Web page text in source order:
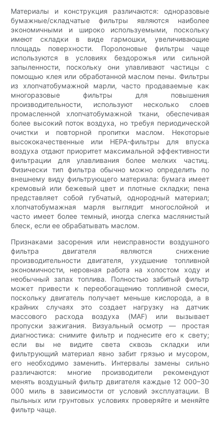
Материалы и конструкция различаются: одноразовые
бумажные/складчатые фильтры являются наиболее
экономичными и широко используемыми, поскольку
имеют складки в виде гармошки, увеличивающие
площадь поверхности. Поролоновые фильтры чаще
используются в условиях бездорожья или сильной
запыленности, поскольку они улавливают частицы с
помощью клея или обработанной маслом пены. Фильтры
из хлопчатобумажной марли, часто продаваемые как
многоразовые фильтры для повышения
производительности, используют несколько слоев
промасленной хлопчатобумажной ткани, обеспечивая
более высокий поток воздуха, но требуя периодической
очистки и повторной пропитки маслом. Некоторые
высококачественные или HEPA-фильтры для впуска
воздуха отдают приоритет максимальной эффективности
фильтрации для улавливания более мелких частиц.
Физически тип фильтра обычно можно определить по
внешнему виду фильтрующего материала: бумага имеет
кремовый или бежевый цвет и плотные складки; пена
представляет собой губчатый, однородный материал;
хлопчатобумажная марля выглядит многослойной и
часто имеет более темный, иногда слегка маслянистый
блеск, если ее обрабатывать маслом.
Признаками засорения или неисправности воздушного
фильтра двигателя являются снижение
производительности двигателя, ухудшение топливной
экономичности, неровная работа на холостом ходу и
необычный запах топлива. Полностью забитый фильтр
может привести к переобогащению топливной смеси,
поскольку двигатель получает меньше кислорода, а в
крайних случаях это создает нагрузку на датчик
массового расхода воздуха (MAF) или вызывает
пропуски зажигания. Визуальный осмотр — простая
диагностика: снимите фильтр и поднесите его к свету;
если вы не видите света сквозь складки или
фильтрующий материал явно забит грязью и мусором,
его необходимо заменить. Интервалы замены сильно
различаются: многие производители рекомендуют
менять воздушный фильтр двигателя каждые 12 000–30
000 миль в зависимости от условий эксплуатации. В
пыльных или грунтовых условиях проверяйте и меняйте
фильтр чаще.